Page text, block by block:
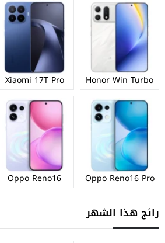
Honor Win Turbo
Xiaomi 17T Pro
Oppo Reno16 Pro
Oppo Reno16
رائج هذا الشهر